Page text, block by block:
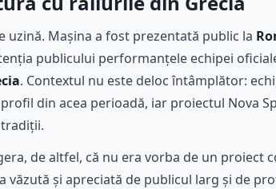
uzină. Mașina a fost prezentată public la
publicului performanțele echipei
. Contextul nu este deloc întâmplător:
din acea perioadă, iar proiectul Nova
de altfel, că nu era vorba de un proiect
și apreciată de publicul larg și de